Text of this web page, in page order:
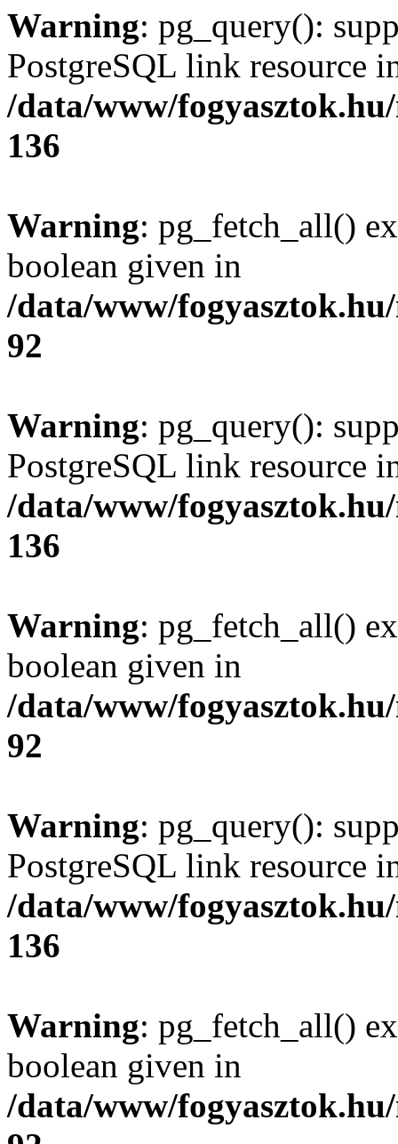
Warning: pg_query():
PostgreSQL link resource
/data/www/
136
Warning: pg_fetch_all()
boolean given in
/data/www/
92
Warning: pg_query():
PostgreSQL link resource
/data/www/
136
Warning: pg_fetch_all()
boolean given in
/data/www/
92
Warning: pg_query():
PostgreSQL link resource
/data/www/
136
Warning: pg_fetch_all()
boolean given in
/data/www/